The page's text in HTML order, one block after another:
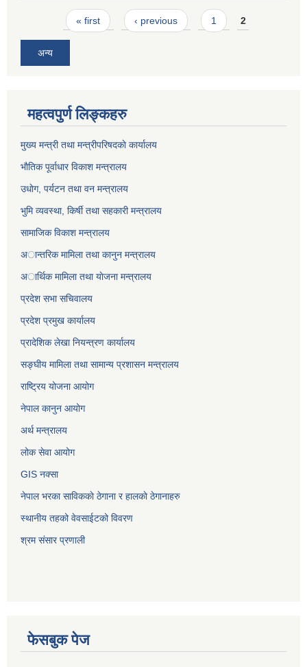
Pages« first ‹ previous 1 2
अन्य
महत्वपुर्ण लिङ्कहरु
मुख्य मन्त्री तथा मन्त्रीपरिषदकाे कार्यालय
भाैतिक पूर्वाधार विकाश मन्त्रालय
उधाेग, पर्यटन तथा वन मन्त्रालय
भुमि व्यवस्था, किर्षी तथा सहकारी मन्त्रालय
सामाजिक विकाश मन्त्रालय
अान्तरिक मामिला तथा कानुन मन्त्रालय
अार्थिक मामिला तथा याेजना मन्त्रालय
प्रदेश सभा सचिवालय
प्रदेश प्रमुख कार्यालय
प्रादेशिक लेखा नियन्त्रण कार्यालय
सङ्‍घीय मामिला तथा सामान्य प्रशासन मन्त्रालय
राष्ट्रिय योजना आयोग
नेपाल कानुन आयोग
अर्थ मन्त्रालय
लोक सेवा आयोग
GIS नक्सा
नेपाल भरका साविककाे ठेगाना र हालकाे ठेगानाहरु
स्थानीय तहको वेवसाईटको विवरण
श्रम संसार प्रणाली
फेसबुक पेज